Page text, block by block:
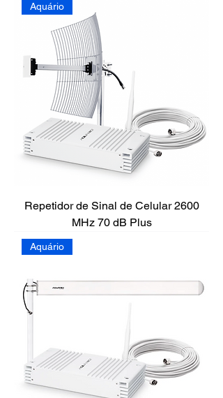
Aquário
Repetidor de Sinal de Celular 2600
MHz 70 dB Plus
Aquário